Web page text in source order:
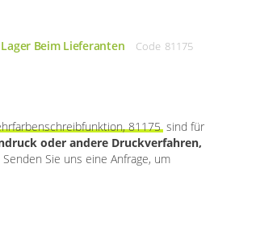
Beim Lieferanten Code 81175
81175 sind für
oder andere Druckverfahren,
Sie uns eine Anfrage, um